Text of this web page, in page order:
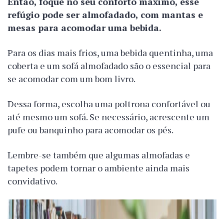
refúgio pode ser almofadado, com mantas e
mesas para acomodar uma bebida.
Para os dias mais frios, uma bebida quentinha, uma
coberta e um sofá almofadado são o essencial para
se acomodar com um bom livro.
Dessa forma, escolha uma poltrona confortável ou
até mesmo um sofá. Se necessário, acrescente um
pufe ou banquinho para acomodar os pés.
Lembre-se também que algumas almofadas e
tapetes podem tornar o ambiente ainda mais
convidativo.